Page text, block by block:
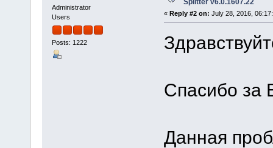
Administrator
Users
Posts: 1222
« Reply #2 on: July 28, 2016,
Спасибо за
Данная